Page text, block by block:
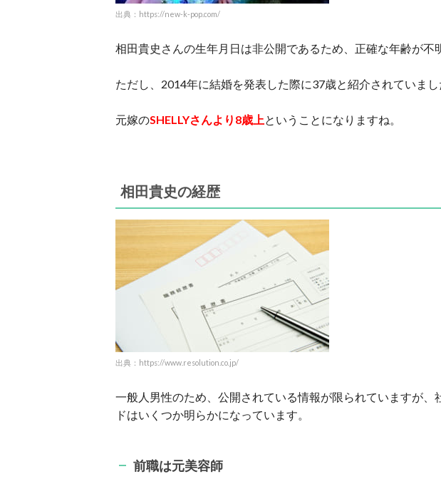
出典：https://new-k-pop.com/
相田貴史さんの生年月日は非公開であるため、正確な年齢が不
ただし、2014年に結婚を発表した際に37歳と紹介されていま
元嫁のSHELLYさんより8歳上ということになりますね。
相田貴史の経歴
出典：https://www.resolution.co.jp/
一般人男性のため、公開されている情報が限られていますが、
ドはいくつか明らかになっています。
前職は元美容師